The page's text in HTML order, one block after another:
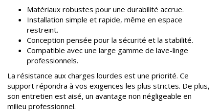
Matériaux robustes pour une durabilité accrue.
Installation simple et rapide, même en espace
restreint.
Conception pensée pour la sécurité et la stabilité.
Compatible avec une large gamme de lave-linge
professionnels.
La résistance aux charges lourdes est une priorité. Ce
support répondra à vos exigences les plus strictes. De plus,
son entretien est aisé, un avantage non négligeable en
milieu professionnel.